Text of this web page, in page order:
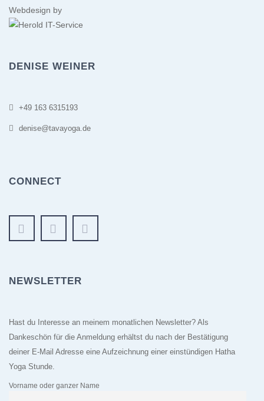
Webdesign by
DENISE WEINER
+49 163 6315193
denise@tavayoga.de
CONNECT
NEWSLETTER
Hast du Interesse an meinem monatlichen Newsletter? Als
Dankeschön für die Anmeldung erhältst du nach der Bestätigung
deiner E-Mail Adresse eine Aufzeichnung einer einstündigen Hatha
Yoga Stunde.
Vorname oder ganzer Name